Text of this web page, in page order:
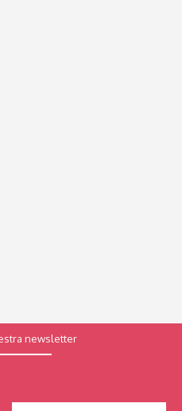
newsletter